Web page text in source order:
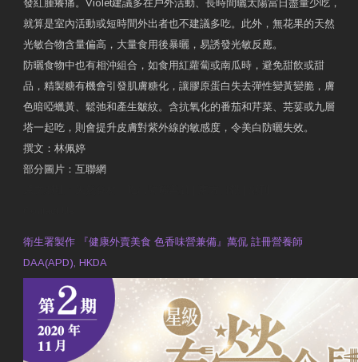
發紅腫癢痛。Violet建議多在戶外活動、長時間曬太陽當日盡量少吃，
就算是室內活動或短時間外出者也不建議多吃。此外，無花果的天然
光敏合物含量偏高，大量食用後暴曬，易誘發光敏反應。
防曬食物中也有相沖組合，如食用紅蘿蔔或南瓜時，避免甜飲或甜
品，精製糖有機會引發肌膚糖化，讓膠原蛋白失去彈性變黃變脆，膚
色暗啞蠟黃、鬆弛和產生皺紋。含抗氧化的番茄和芹菜、芫荽或九層
塔一起吃，則會提升皮膚對紫外線的敏感度，令美白防曬失效。
撰文：林佩婷
部分圖片：互聯網
衛生署製作 『健康外賣美食 色香味營兼備』萬侃 註冊營養師
DAA(APD), HKDA